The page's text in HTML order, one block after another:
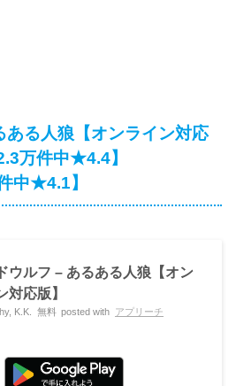
ある人狼【オンライン対応
万件中★4.4】
中★4.1】
ウルフ – あるある人狼【オン
対応版】
K.K. 無料 posted with アプリーチ